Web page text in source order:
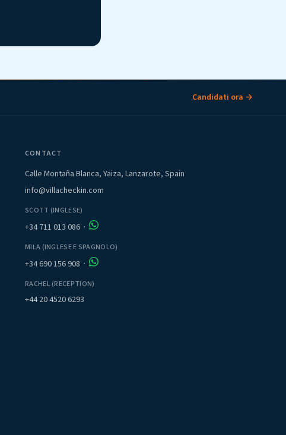
Candidati ora →
CONTACT
Calle Montaña Blanca, Yaiza, Lanzarote, Spain
info@villacheckin.com
SCOTT (INGLESE)
+34 711 013 086 ·
MILA (INGLESE E SPAGNOLO)
+34 690 156 908 ·
RACHEL (RECEPTION)
+44 20 4520 6293